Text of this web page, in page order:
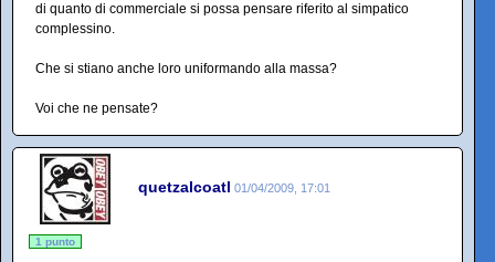
di quanto di commerciale si possa pensare riferito al simpatico
complessino.
Che si stiano anche loro uniformando alla massa?
Voi che ne pensate?
quetzalcoatl 01/04/2009, 17:01
1 punto